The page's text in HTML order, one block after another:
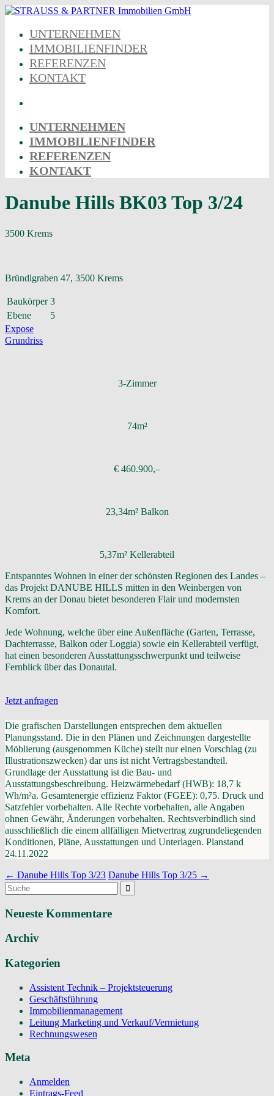
Skip
contentUNTERNEHMEN
IMMOBILIENFINDER
REFERENZEN
KONTAKT
UNTERNEHMEN
IMMOBILIENFINDER
REFERENZEN
KONTAKT
Danube Hills BK03 Top 3/24
3500 Krems
Bründlgraben 47, 3500 Krems
Baukörper 3
Ebene
5
Expose
Grundriss
3-Zimmer
74m²
€ 460.900,–
23,34m² Balkon
5,37m² Kellerabteil
Entspanntes Wohnen in einer der schönsten Regionen des Landes –
das Projekt DANUBE HILLS mitten in den Weinbergen von
Krems an der Donau bietet besonderen Flair und modernsten
Komfort.
Jede Wohnung, welche über eine Außenfläche (Garten, Terrasse,
Dachterrasse, Balkon oder Loggia) sowie ein Kellerabteil verfügt,
hat einen besonderen Ausstattungsschwerpunkt und teilweise
Fernblick über das Donautal.
Jetzt anfragen
Die grafischen Darstellungen entsprechen dem aktuellen
Planungsstand. Die in den Plänen und Zeichnungen dargestellte
Möblierung (ausgenommen Küche) stellt nur einen Vorschlag (zu
Illustrationszwecken) dar uns ist nicht Vertragsbestandteil.
Grundlage der Ausstattung ist die Bau- und
Ausstattungsbeschreibung. Heizwärmebedarf (HWB): 18,7 k
Wh/m²a. Gesamtenergie effizienz Faktor (FGEE): 0,75. Druck und
Satzfehler vorbehalten. Alle Rechte vorbehalten, alle Angaben
ohnen Gewähr, Änderungen vorbehalten. Rechtsverbindlich sind
ausschließlich die einem allfälligen Mietvertrag zugrundeliegenden
Konditionen, Pläne, Ausstattungen und Unterlagen. Planstand
24.11.2022
Navigation
(Beiträge)
← Danube Hills Top 3/23 Danube Hills Top 3/25 →
Suchergebnis
für:
Neueste Kommentare
Archiv
Kategorien
Assistent Technik – Projektsteuerung
Geschäftsführung
Immobilienmanagement
Leitung Marketing und Verkauf/Vermietung
Rechnungswesen
Meta
Anmelden
Eintrags-Feed